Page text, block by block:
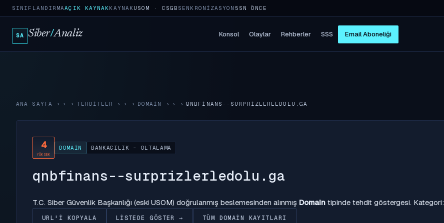
SINIFLANDIRMAAÇIK KAYNAKKAYNAKUSOM · CSGB SENKRONIZASYON 5SN ÖNCE
SA Siber/Analiz Konsol Olaylar Rehberler SSS Email Aboneliği
ANA SAYFA › TEHDITLER › DOMAIN › QNBFINANS--SURPRIZLERLEDOLU.GA
4
YÜKSEK
DOMAIN BANKACILIK - OLTALAMA
qnbfinans--surprizlerledolu.ga
T.C. Siber Güvenlik Başkanlığı (eski USOM) doğrulanmış beslemesinden alınmış Domain tipinde tehdit göstergesi. Kategori:
URL'I KOPYALA LISTEDE GÖSTER → TÜM DOMAIN KAYITLARI